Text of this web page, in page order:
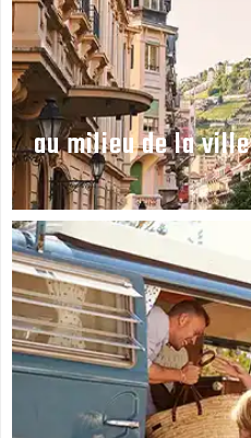
au milieu de la ville